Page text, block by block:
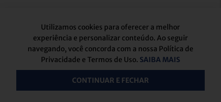
Atendimento
Utilizamos cookies para oferecer a melhor
experiência e personalizar conteúdo. Ao seguir
navegando, você concorda com a nossa Política de
Privacidade e Termos de Uso. SAIBA MAIS
CONTINUAR E FECHAR